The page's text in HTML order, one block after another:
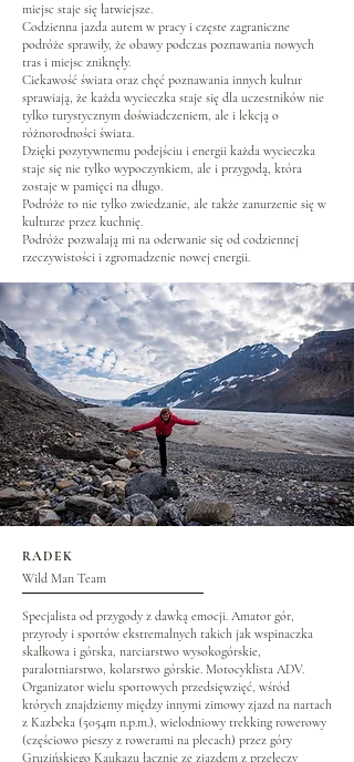
miejsc staje się łatwiejsze.
Codzienna jazda autem w pracy i częste zagraniczne
podróże sprawiły, że obawy podczas poznawania nowych
tras i miejsc zniknęły.
Ciekawość świata oraz chęć poznawania innych kultur
sprawiają, że każda wycieczka staje się dla uczestników nie
tylko turystycznym doświadczeniem, ale i lekcją o
różnorodności świata.
Dzięki pozytywnemu podejściu i energii każda wycieczka
staje się nie tylko wypoczynkiem, ale i przygodą, która
zostaje w pamięci na długo.
Podróże to nie tylko zwiedzanie, ale także zanurzenie się w
kulturze przez kuchnię.
Podróże pozwalają mi na oderwanie się od codziennej
rzeczywistości i zgromadzenie nowej energii.
RADEK
Wild Man Team
Specjalista od przygody z dawką emocji. Amator gór,
przyrody i sportów ekstremalnych takich jak wspinaczka
skałkowa i górska, narciarstwo wysokogórskie,
paralotniarstwo, kolarstwo górskie. Motocyklista ADV.
Organizator wielu sportowych przedsięwzięć, wśród
których znajdziemy między innymi zimowy zjazd na nartach
z Kazbeka (5054m n.p.m.), wielodniowy trekking rowerowy
(częściowo pieszy z rowerami na plecach) przez góry
Gruzińskiego Kaukazu łącznie ze zjazdem z przełęczy